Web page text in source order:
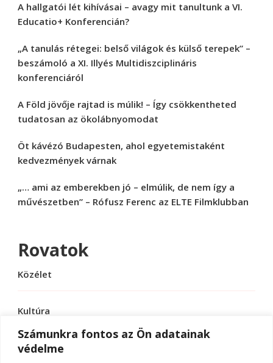
Számunkra fontos az Ön adatainak
védelme
A hallgatói lét kihívásai – avagy mit tanultunk a VI.
Educatio+ Konferencián?
„A tanulás rétegei: belső világok és külső terepek” –
beszámoló a XI. Illyés Multidiszciplináris
konferenciáról
A Föld jövője rajtad is múlik! – Így csökkentheted
tudatosan az ökolábnyomodat
Öt kávézó Budapesten, ahol egyetemistaként
kedvezmények várnak
„… ami az emberekben jó – elmúlik, de nem így a
művészetben” – Rófusz Ferenc az ELTE Filmklubban
Rovatok
Közélet
Kultúra
Sport